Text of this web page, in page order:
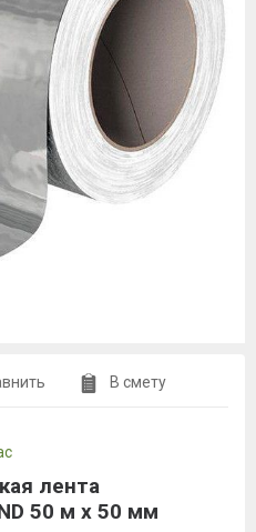
В смету
лента
50 м х 50 мм